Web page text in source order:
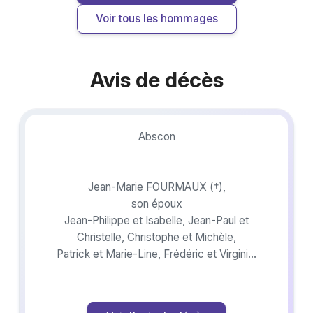
Voir tous les hommages
Avis de décès
Abscon
Jean-Marie FOURMAUX (†),
son époux
Jean-Philippe et Isabelle, Jean-Paul et
Christelle, Christophe et Michèle,
Patrick et Marie-Line, Frédéric et Virginie,
enfants,